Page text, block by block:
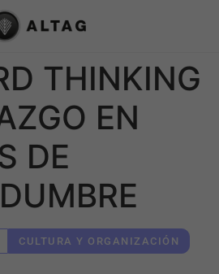
THINKING
EN
DE
CULTURA Y ORGANIZACIÓN